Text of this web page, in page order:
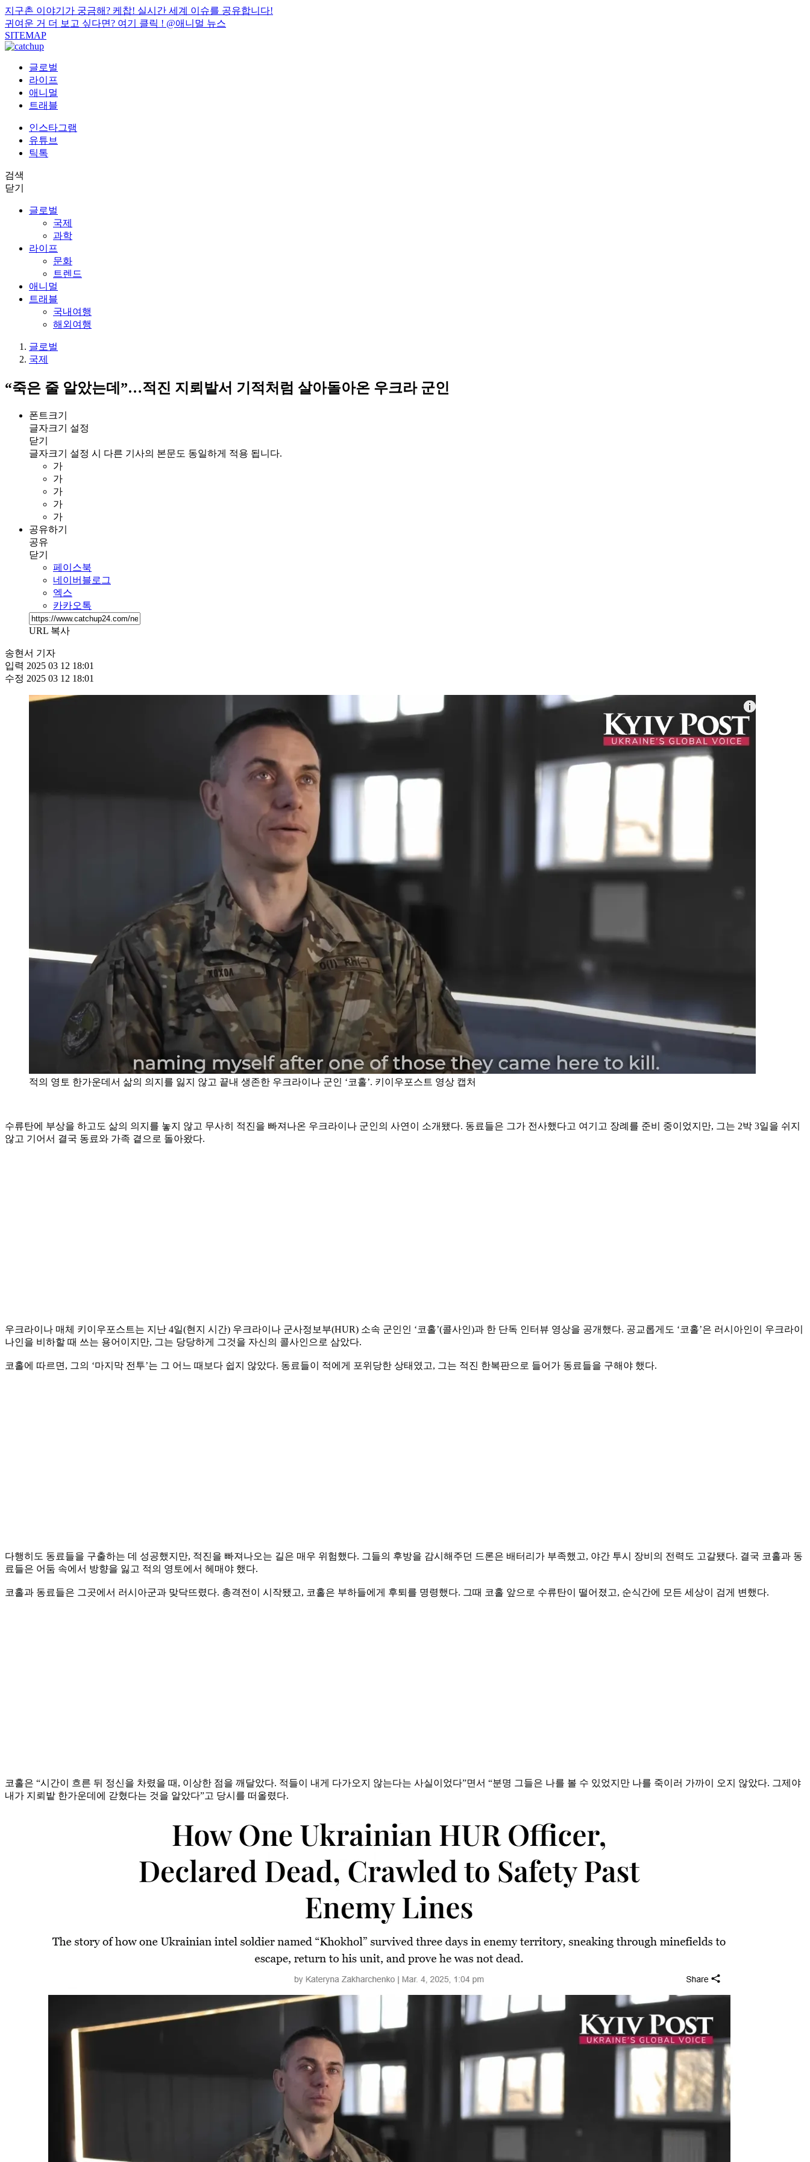
지구촌 이야기가 궁금해? 케찹! 실시간 세계 이슈를 공유합니다!
귀여운 거 더 보고 싶다면? 여기 클릭 ! @애니멀 뉴스
SITEMAP
글로벌
라이프
애니멀
트래블
인스타그램
유튜브
틱톡
검색
닫기
글로벌
국제
과학
라이프
문화
트렌드
애니멀
트래블
국내여행
해외여행
글로벌
국제
“죽은 줄 알았는데”…적진 지뢰밭서 기적처럼 살아돌아온 우크라 군인
폰트크기
글자크기 설정
닫기
글자크기 설정 시 다른 기사의 본문도 동일하게 적용 됩니다.
가
가
가
가
가
공유하기
공유
닫기
페이스북
네이버블로그
엑스
카카오톡
URL 복사
송현서 기자
입력 2025 03 12 18:01
수정 2025 03 12 18:01
적의 영토 한가운데서 삶의 의지를 잃지 않고 끝내 생존한 우크라이나 군인 ‘코홀’. 키이우포스트 영상 캡처
수류탄에 부상을 하고도 삶의 의지를 놓지 않고 무사히 적진을 빠져나온 우크라이나 군인의 사연이 소개됐다. 동료들은 그가 전사했다고 여기고 장례를 준비 중이었지만, 그는 2박 3일을 쉬지
않고 기어서 결국 동료와 가족 곁으로 돌아왔다.
우크라이나 매체 키이우포스트는 지난 4일(현지 시간) 우크라이나 군사정보부(HUR) 소속 군인인 ‘코홀’(콜사인)과 한 단독 인터뷰 영상을 공개했다. 공교롭게도 ‘코홀’은 러시아인이 우크라이
나인을 비하할 때 쓰는 용어이지만, 그는 당당하게 그것을 자신의 콜사인으로 삼았다.
코홀에 따르면, 그의 ‘마지막 전투’는 그 어느 때보다 쉽지 않았다. 동료들이 적에게 포위당한 상태였고, 그는 적진 한복판으로 들어가 동료들을 구해야 했다.
다행히도 동료들을 구출하는 데 성공했지만, 적진을 빠져나오는 길은 매우 위험했다. 그들의 후방을 감시해주던 드론은 배터리가 부족했고, 야간 투시 장비의 전력도 고갈됐다. 결국 코홀과 동
료들은 어둠 속에서 방향을 잃고 적의 영토에서 헤매야 했다.
코홀과 동료들은 그곳에서 러시아군과 맞닥뜨렸다. 총격전이 시작됐고, 코홀은 부하들에게 후퇴를 명령했다. 그때 코홀 앞으로 수류탄이 떨어졌고, 순식간에 모든 세상이 검게 변했다.
코홀은 “시간이 흐른 뒤 정신을 차렸을 때, 이상한 점을 깨달았다. 적들이 내게 다가오지 않는다는 사실이었다”면서 “분명 그들은 나를 볼 수 있었지만 나를 죽이러 가까이 오지 않았다. 그제야
내가 지뢰밭 한가운데에 갇혔다는 것을 알았다”고 당시를 떠올렸다.